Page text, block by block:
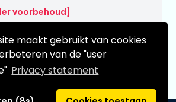
maakt gebruikt van cookies
van de "user
Privacy statement
voorbehoud]